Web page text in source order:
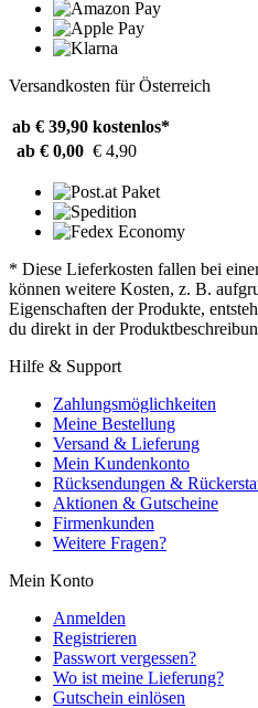
Versandkosten für Österreich
ab € 39,90 kostenlos*
ab € 0,00 € 4,90
* Diese Lieferkosten fallen bei
können weitere Kosten, z. B.
Eigenschaften der Produkte,
du direkt in der
Hilfe & Support
Zahlungsmöglichkeiten
Meine Bestellung
Versand & Lieferung
Mein Kundenkonto
Rücksendungen &
Aktionen & Gutscheine
Firmenkunden
Weitere Fragen?
Mein Konto
Anmelden
Registrieren
Passwort vergessen?
Wo ist meine Lieferung?
Gutschein einlösen